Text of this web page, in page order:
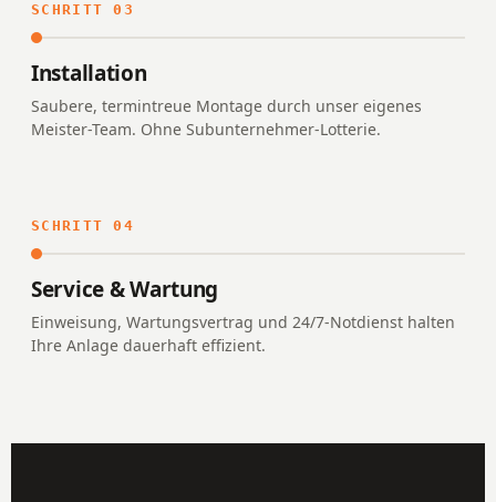
SCHRITT 03
Installation
Saubere, termintreue Montage durch unser eigenes
Meister-Team. Ohne Subunternehmer-Lotterie.
SCHRITT 04
Service & Wartung
Einweisung, Wartungsvertrag und 24/7-Notdienst halten
Ihre Anlage dauerhaft effizient.